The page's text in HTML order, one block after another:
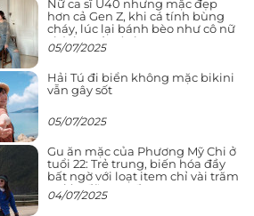
Nữ ca sĩ U40 nhưng mặc đẹp
hơn cả Gen Z, khi cá tính bùng
cháy, lúc lại bánh bèo như cô nữ
chính ngôn tình
05/07/2025
Hải Tú đi biển không mặc bikini
vẫn gây sốt
05/07/2025
Gu ăn mặc của Phương Mỹ Chi ở
tuổi 22: Trẻ trung, biến hóa đầy
bất ngờ với loạt item chỉ vài trăm
nghìn đã mua được
04/07/2025